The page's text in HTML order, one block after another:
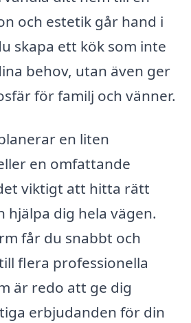
och estetik går hand i
skapa ett kök som inte
behov, utan även ger
för familj och vänner.
en liten
en omfattande
viktigt att hitta rätt
hjälpa dig hela vägen.
får du snabbt och
flera professionella
är redo att ge dig
erbjudanden för din